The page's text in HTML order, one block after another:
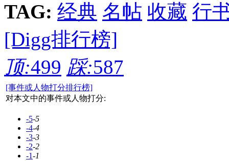
TAG: 经典 名帖 收藏 行
[Digg排行榜]
顶:499 踩:587
[事件或人物打分排行榜]
对本文中的事件或人物打分:
-5-5
-4-4
-3-3
-2-2
-1-1